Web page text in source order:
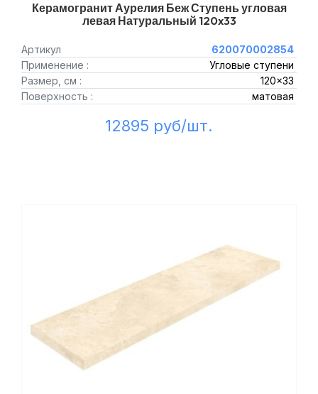
Керамогранит Аурелия Беж Ступень угловая
левая Натуральный 120x33
Артикул
620070002854
Применение :
Угловые ступени
Размер, см :
120x33
Поверхность :
матовая
12895 руб/шт.